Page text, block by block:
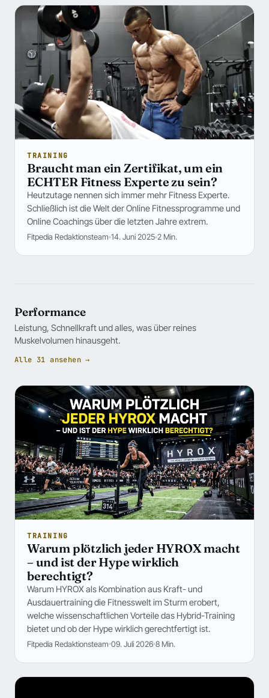
TRAINING
Braucht man ein Zertifikat, um ein
ECHTER Fitness Experte zu sein?
Heutzutage nennen sich immer mehr Fitness Experte.
Schließlich ist die Welt der Online Fitnessprogramme und
Online Coachings über die letzten Jahre extrem.
Fitpedia Redaktionsteam 14. Juni 2025 2 Min.
Performance
Leistung, Schnellkraft und alles, was über reines
Muskelvolumen hinausgeht.
Alle 31 ansehen →
TRAINING
Warum plötzlich jeder HYROX macht
– und ist der Hype wirklich
berechtigt?
Warum HYROX als Kombination aus Kraft- und
Ausdauertraining die Fitnesswelt im Sturm erobert,
welche wissenschaftlichen Vorteile das Hybrid-Training
bietet und ob der Hype wirklich gerechtfertigt ist.
Fitpedia Redaktionsteam 09. Juli 2026 8 Min.